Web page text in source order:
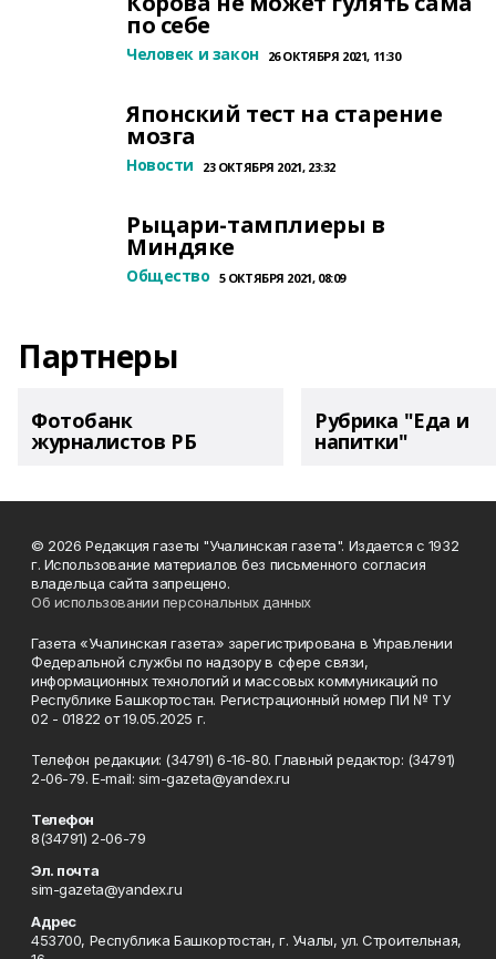
по себе
Человек и закон 26 ОКТЯБРЯ 2021, 11:30
Японский тест на старение
мозга
Новости 23 ОКТЯБРЯ 2021, 23:32
Рыцари-тамплиеры в
Миндяке
Общество 5 ОКТЯБРЯ 2021, 08:09
Партнеры
Фотобанк
журналистов РБ
Рубрика "Еда и
напитки"
© 2026 Редакция газеты "Учалинская газета". Издается с 1932
г. Использование материалов без письменного согласия
владельца сайта запрещено.
Об использовании персональных данных
Газета «Учалинская газета» зарегистрирована в Управлении
Федеральной службы по надзору в сфере связи,
информационных технологий и массовых коммуникаций по
Республике Башкортостан. Регистрационный номер ПИ № ТУ
02 - 01822 от 19.05.2025 г.
Телефон редакции: (34791) 6-16-80. Главный редактор: (34791)
2-06-79. Е-mаil: sim-gazeta@yandex.ru
Телефон
8(34791) 2-06-79
Эл. почта
sim-gazeta@yandex.ru
Адрес
453700, Республика Башкортостан, г. Учалы, ул. Строительная,